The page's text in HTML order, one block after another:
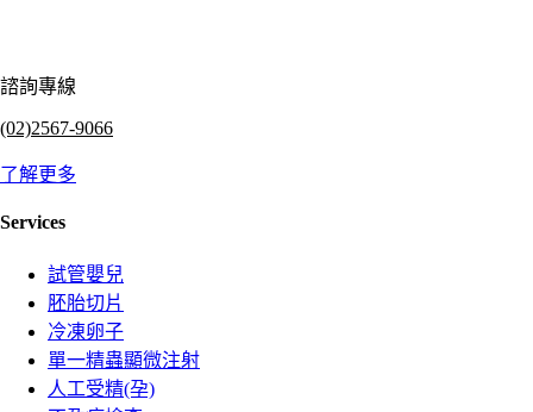
諮詢專線
(02)2567-9066
了解更多
Services
試管嬰兒
胚胎切片
冷凍卵子
單一精蟲顯微注射
人工受精(孕)